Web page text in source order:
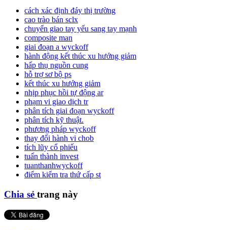
cách xác định đáy thị trường
cao trào bán sclx
chuyển giao tay yếu sang tay mạnh
composite man
giai đoạn a wyckoff
hành động kết thúc xu hướng giảm
hấp thụ nguồn cung
hỗ trợ sơ bộ ps
kết thúc xu hướng giảm
nhịp phục hồi tự động ar
phạm vi giao dịch tr
phân tích giai đoạn wyckoff
phân tích kỹ thuật.
phương pháp wyckoff
thay đổi hành vi chob
tích lũy cổ phiếu
tuấn thành invest
tuanthanhwyckoff
điểm kiểm tra thứ cấp st
Chia sẻ trang này